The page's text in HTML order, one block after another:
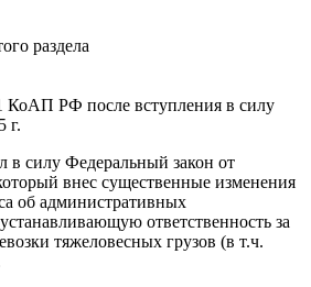
раздела
КоАП РФ после вступления в силу
г.
в силу Федеральный закон от
внес существенные изменения
об административных
ответственность за
тяжеловесных грузов (в т.ч.